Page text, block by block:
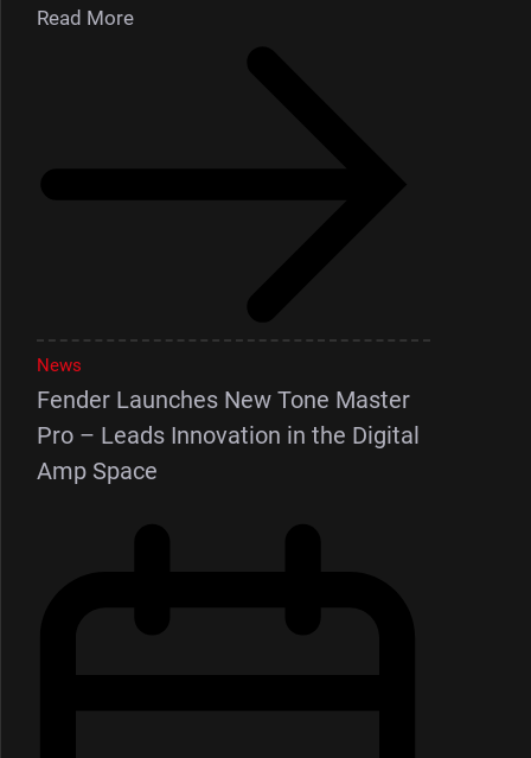
Read More
News
Fender Launches New Tone Master
Pro – Leads Innovation in the Digital
Amp Space